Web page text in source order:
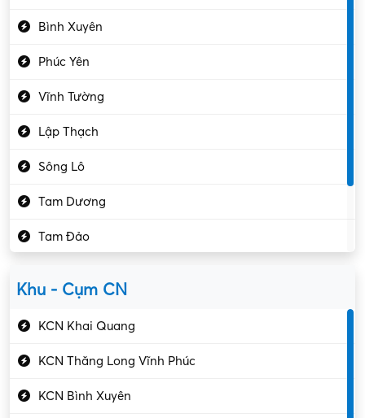
Kiểm soát chất lượng
Kỹ sư cơ khí
Kỹ sư điện
Kỹ thuật cao
Kỹ thuật mạng – IT
Bình Xuyên
Phúc Yên
Vĩnh Tường
Lập Thạch
Sông Lô
Tam Dương
Tam Đảo
Khu - Cụm CN
KCN Khai Quang
KCN Thăng Long Vĩnh Phúc
KCN Bình Xuyên